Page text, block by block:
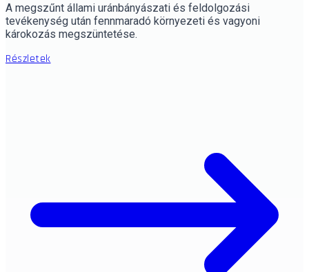
A megszűnt állami uránbányászati és feldolgozási
tevékenység után fennmaradó környezeti és vagyoni
károkozás megszüntetése.
Részletek